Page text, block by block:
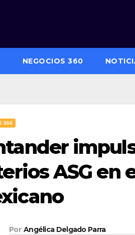
NEGOCIOS 360
360
ASG en
Por Angélica Delgado Parra